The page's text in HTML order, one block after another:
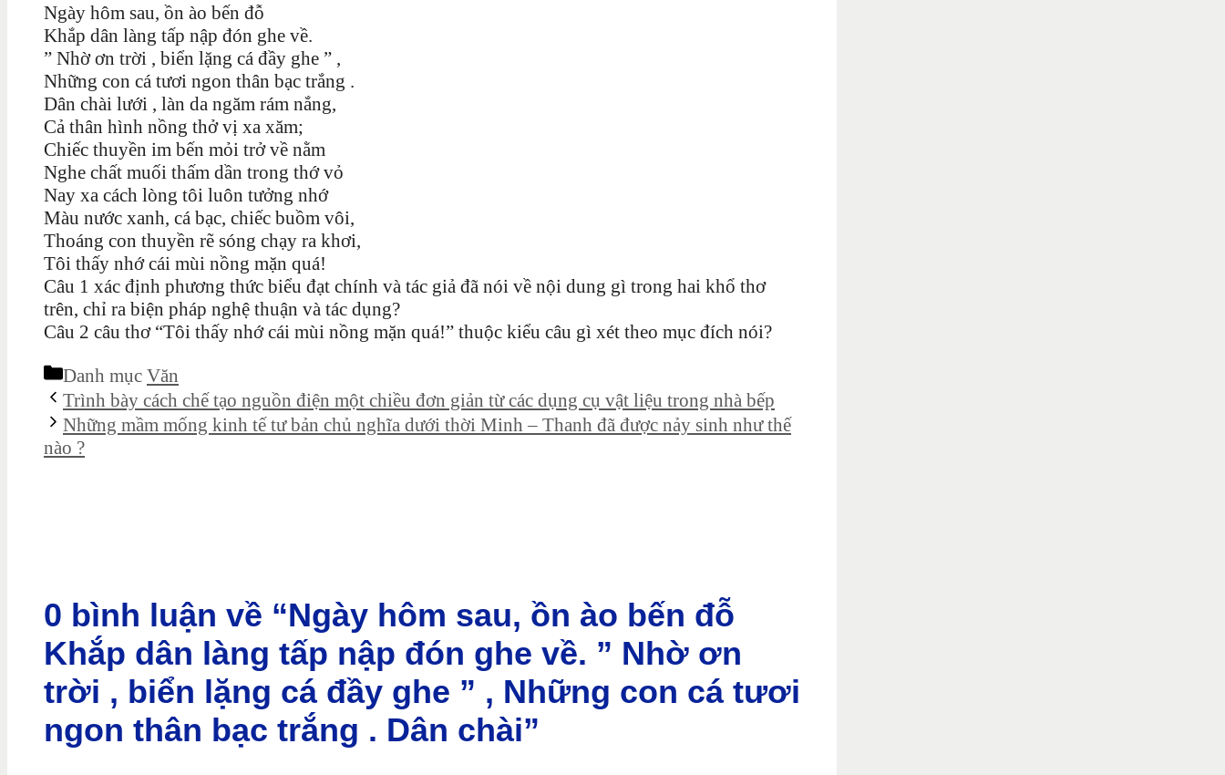
Ngày hôm sau, ồn ào bến đỗ
Khắp dân làng tấp nập đón ghe về.
” Nhờ ơn trời , biển lặng cá đầy ghe ” ,
Những con cá tươi ngon thân bạc trắng .
Dân chài lưới , làn da ngăm rám nắng,
Cả thân hình nồng thở vị xa xăm;
Chiếc thuyền im bến mỏi trở về nằm
Nghe chất muối thấm dần trong thớ vỏ
Nay xa cách lòng tôi luôn tưởng nhớ
Màu nước xanh, cá bạc, chiếc buồm vôi,
Thoáng con thuyền rẽ sóng chạy ra khơi,
Tôi thấy nhớ cái mùi nồng mặn quá!
Câu 1 xác định phương thức biểu đạt chính và tác giả đã nói về nội dung gì trong hai khổ thơ
trên, chỉ ra biện pháp nghệ thuận và tác dụng?
Câu 2 câu thơ “Tôi thấy nhớ cái mùi nồng mặn quá!” thuộc kiểu câu gì xét theo mục đích nói?
Danh mục Văn
Trình bày cách chế tạo nguồn điện một chiều đơn giản từ các dụng cụ vật liệu trong nhà bếp
Những mầm mống kinh tế tư bản chủ nghĩa dưới thời Minh – Thanh đã được nảy sinh như thế
nào ?
0 bình luận về “Ngày hôm sau, ồn ào bến đỗ
Khắp dân làng tấp nập đón ghe về. ” Nhờ ơn
trời , biển lặng cá đầy ghe ” , Những con cá tươi
ngon thân bạc trắng . Dân chài”